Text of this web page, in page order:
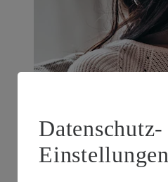
Datenschutz-
Einstellungen